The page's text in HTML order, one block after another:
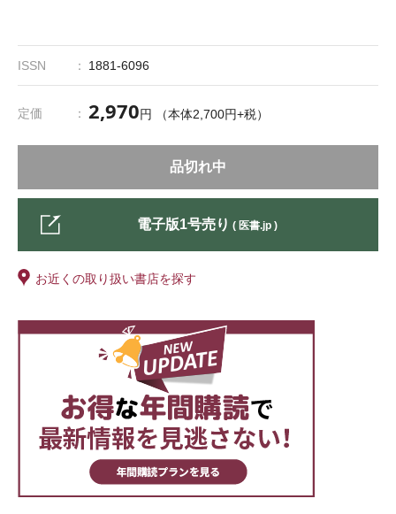
ISSN 1881-6096
定価 2,970円 （本体2,700円+税）
品切れ中
電子版1号売り ( 医書.jp )
お近くの取り扱い書店を探す